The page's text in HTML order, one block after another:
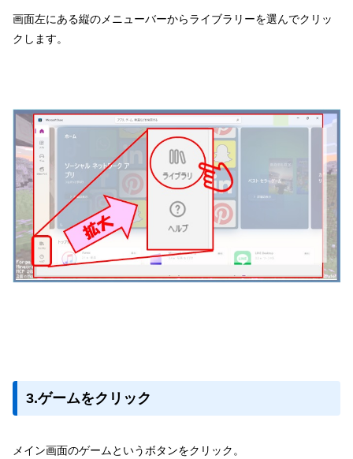
画面左にある縦のメニューバーからライブラリーを選んでクリッ
クします。
3.ゲームをクリック
メイン画面のゲームというボタンをクリック。